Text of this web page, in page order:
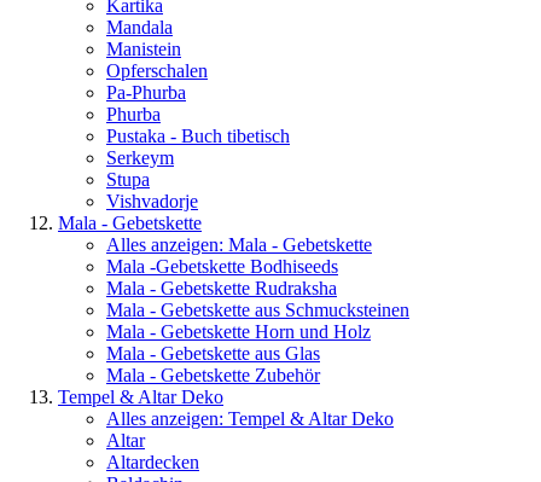
Kartika
Mandala
Manistein
Opferschalen
Pa-Phurba
Phurba
Pustaka - Buch tibetisch
Serkeym
Stupa
Vishvadorje
Mala - Gebetskette
Alles anzeigen: Mala - Gebetskette
Mala -Gebetskette Bodhiseeds
Mala - Gebetskette Rudraksha
Mala - Gebetskette aus Schmucksteinen
Mala - Gebetskette Horn und Holz
Mala - Gebetskette aus Glas
Mala - Gebetskette Zubehör
Tempel & Altar Deko
Alles anzeigen: Tempel & Altar Deko
Altar
Altardecken